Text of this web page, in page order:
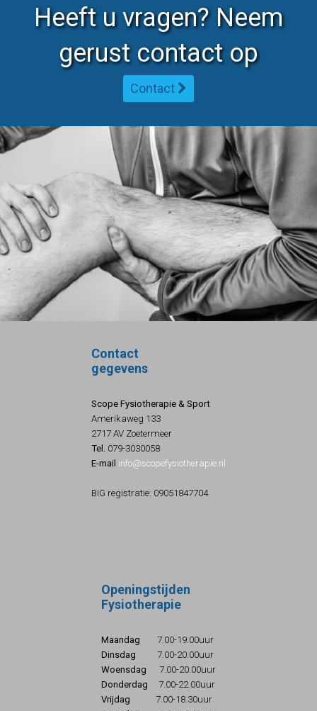
Heeft u vragen? Neem
gerust contact op
Contact
Contact
gegevens
Scope Fysiotherapie & Sport
Amerikaweg 133
2717 AV Zoetermeer
Tel. 079-3030058
E-mail info@scopefysiotherapie.nl
BIG registratie: 09051847704
Openingstijden
Fysiotherapie
Maandag 7.00-19.00uur
Dinsdag 7.00-20.00uur
Woensdag 7.00-20.00uur
Donderdag 7.00-22.00uur
Vrijdag 7.00-18.30uur